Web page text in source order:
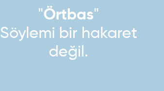
"Örtbas"
Söylemi bir hakaret
değil.